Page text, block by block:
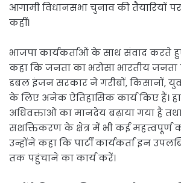
आगामी विधानसभा चुनाव की तैयारियों
कहीं।
भाजपा कार्यकर्ताओं के साथ संवाद करते
कहा कि जनता का भरोसा भारतीय जनता
डबल इंजन सरकार ने गरीबों, किसानों,
के लिए अनेक ऐतिहासिक कार्य किए हैं।
अधिवक्ताओं का मानदेय बढ़ाया गया है
सशक्तिकरण के क्षेत्र में भी कई महत्वपूर्ण
उन्होंने कहा कि पार्टी कार्यकर्ता इन
तक पहुंचाने का कार्य करें।